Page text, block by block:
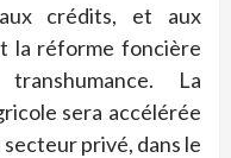
crédits, et aux
la réforme foncière
La
sera accélérée
privé, dans le